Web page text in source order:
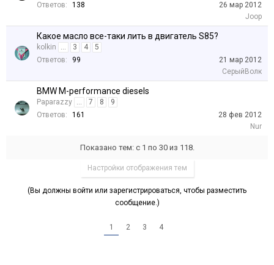
Ответов:
138
26 мар 2012
Joop
Какое масло все-таки лить в двигатель S85?
kolkin ... 3 4
5
Ответов:
99
21 мар 2012
СерыйВолк
BMW M-performance diesels
Paparazzy ... 7 8
9
Ответов:
161
28 фев 2012
Nur
Показано тем: с 1 по 30 из 118.
Настройки отображения тем
(Вы должны войти или зарегистрироваться, чтобы разместить
сообщение.)
1 2 3 4